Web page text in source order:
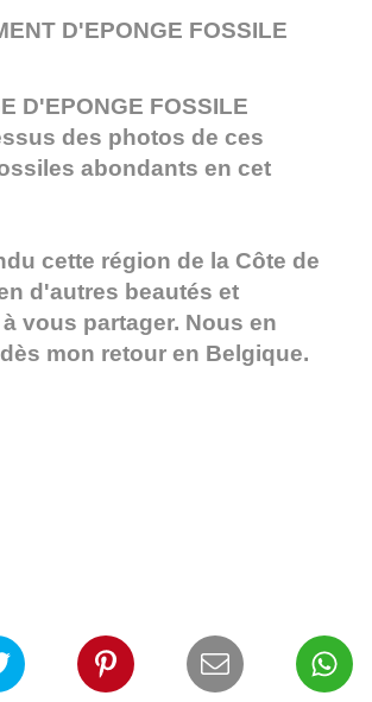
D'EPONGE FOSSILE
D'EPONGE FOSSILE
des photos de ces
abondants en cet
cette région de la Côte de
d'autres beautés et
vous partager. Nous en
mon retour en Belgique.